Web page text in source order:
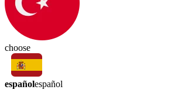
choose
españolespañol